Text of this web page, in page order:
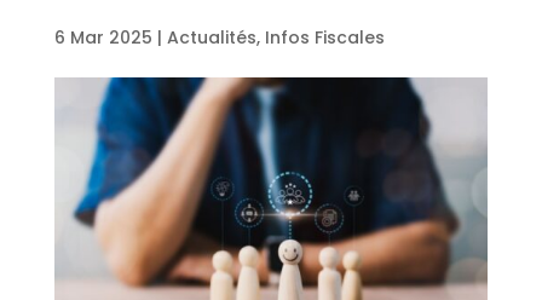
6 Mar 2025 | Actualités, Infos Fiscales